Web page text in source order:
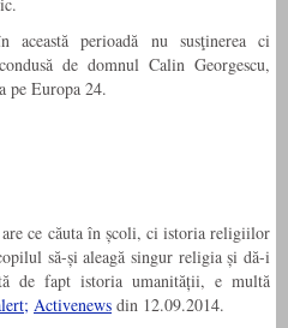
perioadă nu susţinerea ci
de domnul Calin Georgescu,
pe Europa 24.
ce căuta în școli, ci istoria religiilor
să-și aleagă singur religia și dă-i
de fapt istoria umanității, e multă
Activenews din 12.09.2014.